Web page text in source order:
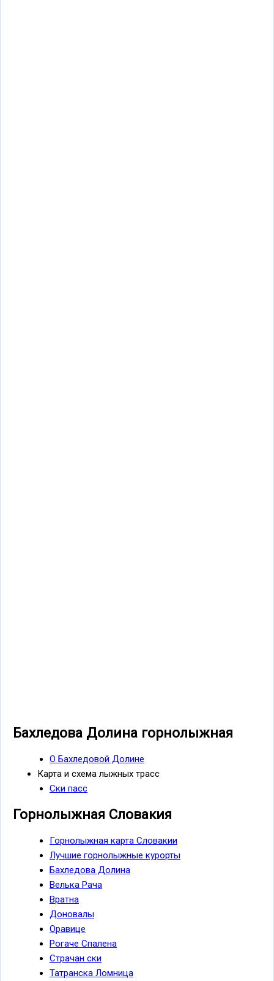
Бахледова Долина горнолыжная
О Бахледовой Долине
Карта и схема лыжных трасс
Ски пасс
Горнолыжная Словакия
Горнолыжная карта Словакии
Лучшие горнолыжные курорты
Бахледова Долина
Велька Рача
Вратна
Доновалы
Оравице
Рогаче Спалена
Страчан ски
Татранска Ломница